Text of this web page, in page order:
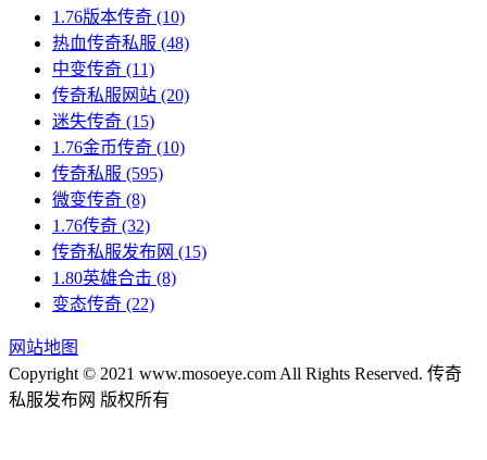
1.76版本传奇 (10)
热血传奇私服 (48)
中变传奇 (11)
传奇私服网站 (20)
迷失传奇 (15)
1.76金币传奇 (10)
传奇私服 (595)
微变传奇 (8)
1.76传奇 (32)
传奇私服发布网 (15)
1.80英雄合击 (8)
变态传奇 (22)
网站地图
Copyright © 2021 www.mosoeye.com All Rights Reserved. 传奇
私服发布网 版权所有